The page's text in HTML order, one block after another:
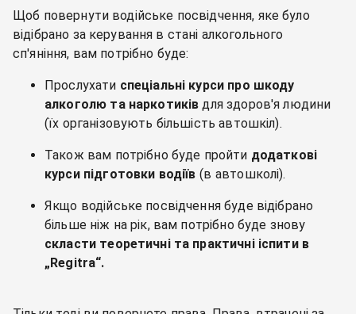
Щоб повернути водійське посвідчення, яке було
відібрано за керування в стані алкогольного
сп'яніння, вам потрібно буде:
Прослухати спеціальні курси про шкоду
алкоголю та наркотиків для здоров'я людини
(їх організовують більшість автошкіл).
Також вам потрібно буде пройти додаткові
курси підготовки водіїв (в автошколі).
Якщо водійське посвідчення буде відібрано
більше ніж на рік, вам потрібно буде знову
скласти теоретичні та практичні іспити в
„Regitra“.